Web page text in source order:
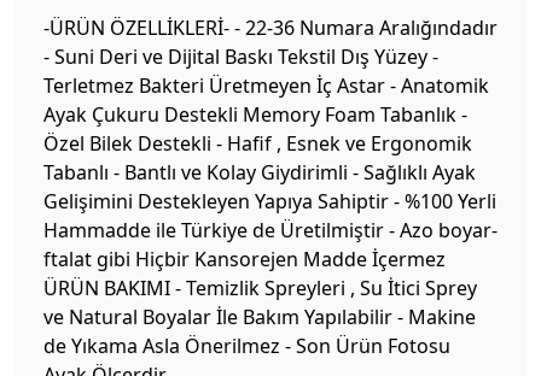
-ÜRÜN ÖZELLİKLERİ- - 22-36 Numara Aralığındadır
- Suni Deri ve Dijital Baskı Tekstil Dış Yüzey -
Terletmez Bakteri Üretmeyen İç Astar - Anatomik
Ayak Çukuru Destekli Memory Foam Tabanlık -
Özel Bilek Destekli - Hafif , Esnek ve Ergonomik
Tabanlı - Bantlı ve Kolay Giydirimli - Sağlıklı Ayak
Gelişimini Destekleyen Yapıya Sahiptir - %100 Yerli
Hammadde ile Türkiye de Üretilmiştir - Azo boyar-
ftalat gibi Hiçbir Kansorejen Madde İçermez
ÜRÜN BAKIMI - Temizlik Spreyleri , Su İtici Sprey
ve Natural Boyalar İle Bakım Yapılabilir - Makine
de Yıkama Asla Önerilmez - Son Ürün Fotosu